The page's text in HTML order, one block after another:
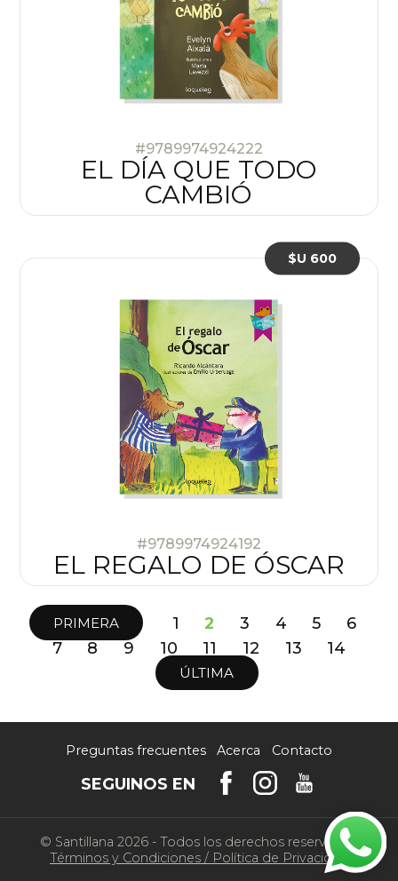
#9789974924222
EL DÍA QUE TODO
CAMBIÓ
#9789974924192
EL REGALO DE ÓSCAR
$U 600
PRIMERA 1 2 3 4 5
6
7
8 9 10 11 12 13 14
ÚLTIMA
Preguntas frecuentes Acerca Contacto
SEGUINOS EN
© Santillana 2026 - Todos los derechos reservados
Términos y Condiciones/ Política de Privacidad